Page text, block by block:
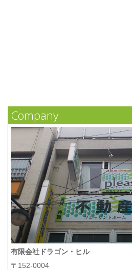
Company
有限会社ドラゴン・ヒル
〒152-0004